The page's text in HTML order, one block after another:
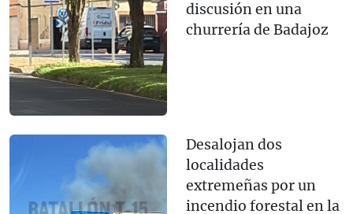
discusión en una
churrería de Badajoz
Desalojan dos
localidades
extremeñas por un
incendio forestal en la